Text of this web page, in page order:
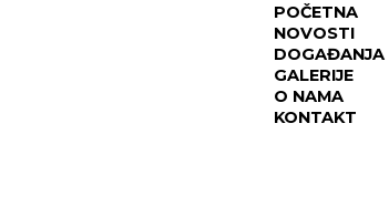
POČETNA
NOVOSTI
DOGAĐANJA
GALERIJE
O NAMA
KONTAKT